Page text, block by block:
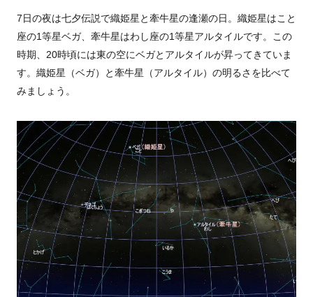
7日の夜は七夕伝説で織姫星と牽牛星の逢瀬の日。織姫星はこと
座の1等星ベガ、牽牛星はわし座の1等星アルタイルです。この
時期、20時頃には東の空にベガとアルタイルが昇ってきていま
す。織姫星（ベガ）と牽牛星（アルタイル）の明るさを比べて
みましょう。